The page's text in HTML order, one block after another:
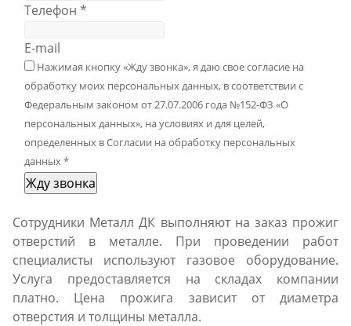
Телефон *
E-mail
Нажимая кнопку «Жду звонка», я даю свое согласие на
обработку моих персональных данных, в соответствии с
Федеральным законом от 27.07.2006 года №152-ФЗ «О
персональных данных», на условиях и для целей,
определенных в Согласии на обработку персональных
данных*
Жду звонка
Сотрудники Металл ДК выполняют на заказ прожиг
отверстий в металле. При проведении работ
специалисты используют газовое оборудование.
Услуга предоставляется на складах компании
платно. Цена прожига зависит от диаметра
отверстия и толщины металла.